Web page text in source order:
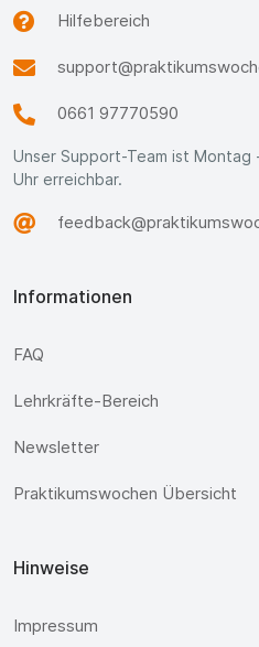
Hilfebereich
0661 97770590
Unser Support-Team ist
Uhr erreichbar.
Informationen
FAQ
Lehrkräfte-Bereich
Newsletter
Praktikumswochen Übersicht
Hinweise
Impressum